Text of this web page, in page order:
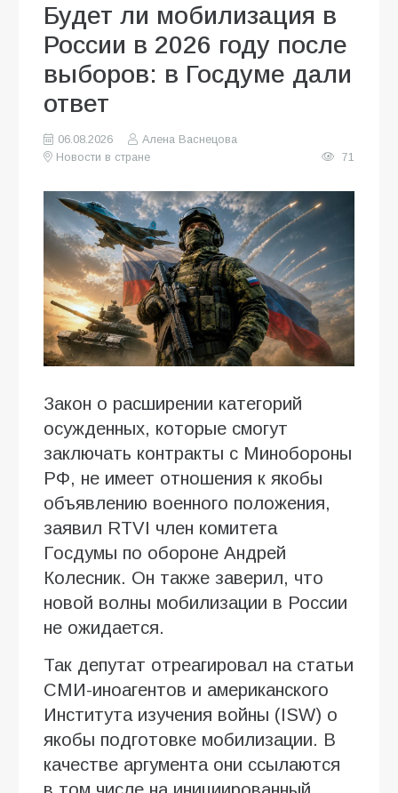
Будет ли мобилизация в
России в 2026 году после
выборов: в Госдуме дали
ответ
06.08.2026
Алена Васнецова
Новости в стране
71
Закон о расширении категорий
осужденных, которые смогут
заключать контракты с Минобороны
РФ, не имеет отношения к якобы
объявлению военного положения,
заявил RTVI член комитета
Госдумы по обороне Андрей
Колесник. Он также заверил, что
новой волны мобилизации в России
не ожидается.
Так депутат отреагировал на статьи
СМИ-иноагентов и американского
Института изучения войны (ISW) о
якобы подготовке мобилизации. В
качестве аргумента они ссылаются